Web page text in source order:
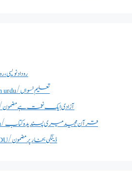
روداد نویسی
essay on taleem e niswan in urdu/تعلیم نسواں
azadi aik Naimat hai essay/آزادی ایک نعمت ہے مضمون
quran majeed essay in urdu/قرآن مجید میری پسندیدہ کتاب
DENGUE ESSAY IN URDU/ڈینگی بخار پر مضمون